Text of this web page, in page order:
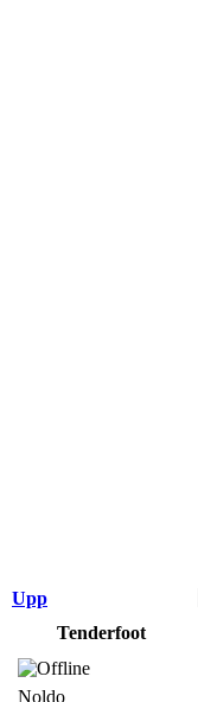
Upp
Tenderfoot
Noldo